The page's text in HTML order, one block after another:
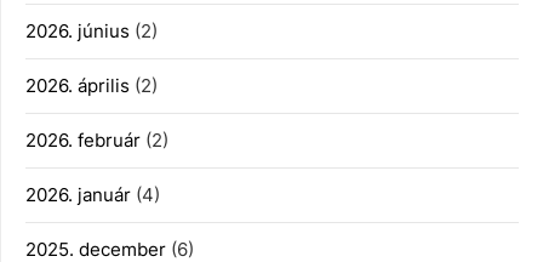
2026. június (2)
2026. április (2)
2026. február (2)
2026. január (4)
2025. december (6)